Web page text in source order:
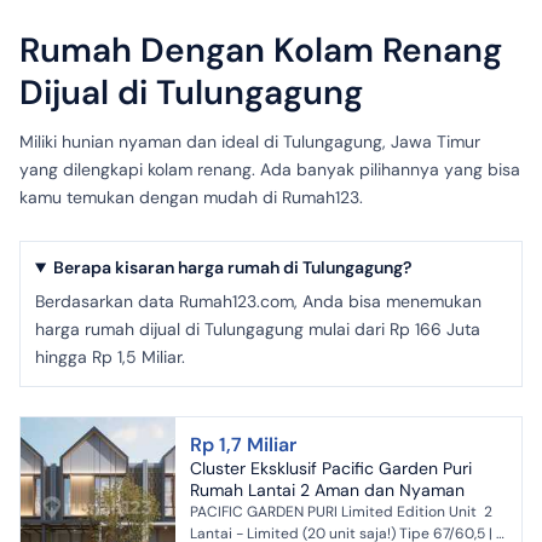
Rumah Dengan Kolam Renang
Dijual di Tulungagung
Miliki hunian nyaman dan ideal di Tulungagung, Jawa Timur
yang dilengkapi kolam renang. Ada banyak pilihannya yang bisa
kamu temukan dengan mudah di Rumah123.
Berapa kisaran harga rumah di Tulungagung?
Berdasarkan data Rumah123.com, Anda bisa menemukan
harga rumah dijual di Tulungagung mulai dari Rp 166 Juta
hingga Rp 1,5 Miliar.
Rp 1,7 Miliar
Cluster Eksklusif Pacific Garden Puri
Rumah Lantai 2 Aman dan Nyaman
PACIFIC GARDEN PURI ‎Limited Edition Unit ‎ ‎2
Lantai - Limited (20 unit saja!) ‎Tipe 67/60,5 | 3